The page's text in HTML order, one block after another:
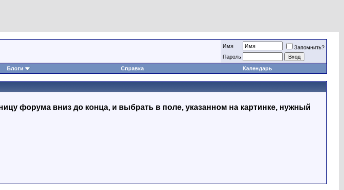
Имя
Запомнить?
Пapoль
Блоги Справка Календарь
форума вниз до конца, и выбрать в поле, указанном на картинке, нужный